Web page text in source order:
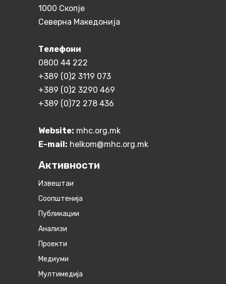
1000 Скопје
Северна Македонија
Телефони
0800 44 222
+389 (0)2 3119 073
+389 (0)2 3290 469
+389 (0)72 278 436
Website: mhc.org.mk
E-mail: helkom@mhc.org.mk
Активности
Извештаи
Соопштенија
Публикации
Анализи
Проекти
Медиуми
Мултимедија